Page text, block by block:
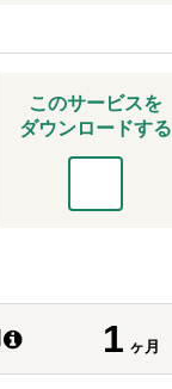
このサービスを
ダウンロードする
1 ヶ月